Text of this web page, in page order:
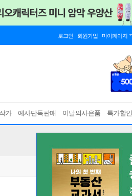
로그인 회원가입 마이페이지
가 예사단독판매 이달의사은품 특가할인